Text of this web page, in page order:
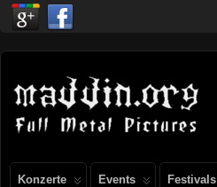
Konzerte Events Festivals